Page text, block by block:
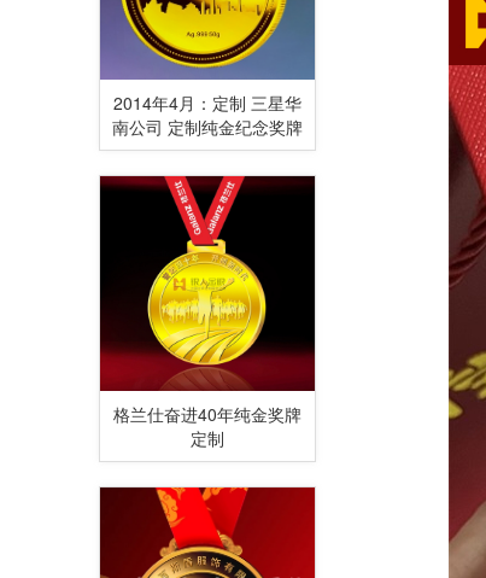
2014年4月：定制 三星华
南公司 定制纯金纪念奖牌
格兰仕奋进40年纯金奖牌
定制